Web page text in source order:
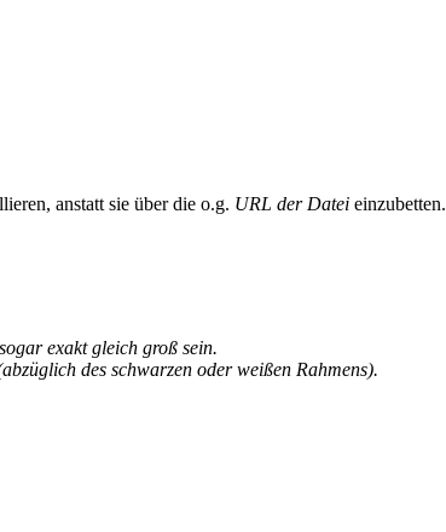
anstatt sie über die o.g. URL der Datei einzubetten.
exakt gleich groß sein.
des schwarzen oder weißen Rahmens).